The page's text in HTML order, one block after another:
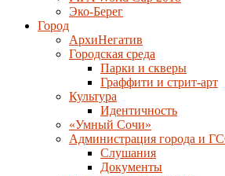
Эко-Берег
Город
АрхиНегатив
Городская среда
Парки и скверы
Граффити и стрит-арт
Культура
Идентичность
«Умный Сочи»
Администрация города и
Слушания
Документы